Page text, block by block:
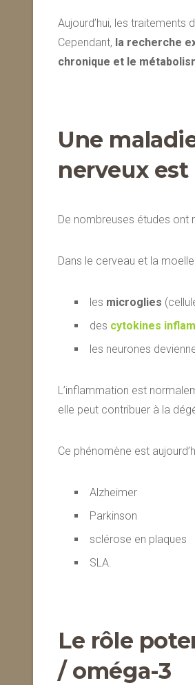
Aujourd’hui, les traitements
Cependant, la recherche
chronique et le
Une
nerveux
De nombreuses études ont
Dans le cerveau et la
les microglies
des cytokines
les neurones
L’inflammation est
elle peut contribuer à la
Ce phénomène est
Alzheimer
Parkinson
sclérose en plaques
SLA.
Le rôle
/ oméga-3